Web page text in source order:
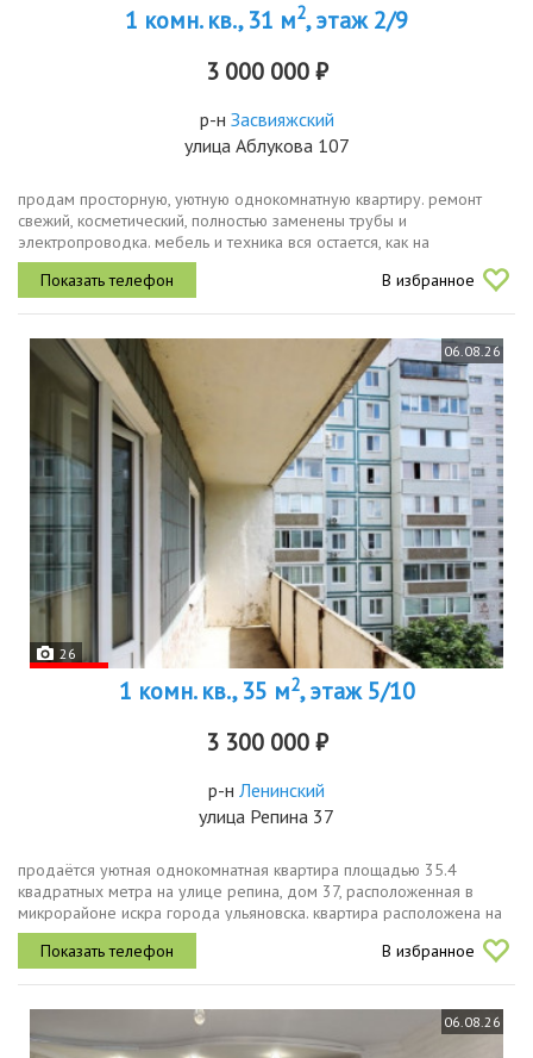
1 комн. кв., 31 м2, этаж 2/9
3 000 000 ₽
р-н Засвияжский
улица Аблукова 107
продам просторную, уютную однокомнатную квартиру. ремонт
свежий, косметический, полностью заменены трубы и
электропроводка. мебель и техника вся остается, как на
фотографии. соседи тихие, спокойные. хорошая транспортная
развязка.
В избранное
06.08.26
26
1 комн. кв., 35 м2, этаж 5/10
3 300 000 ₽
р-н Ленинский
улица Репина 37
продаётся уютная однокомнатная квартира площадью 35.4
квадратных метра на улице репина, дом 37, расположенная в
микрорайоне искра города ульяновска. квартира расположена на
пятом этаже десятиэтажного панельного дома, построенного в
1990 году....
В избранное
06.08.26